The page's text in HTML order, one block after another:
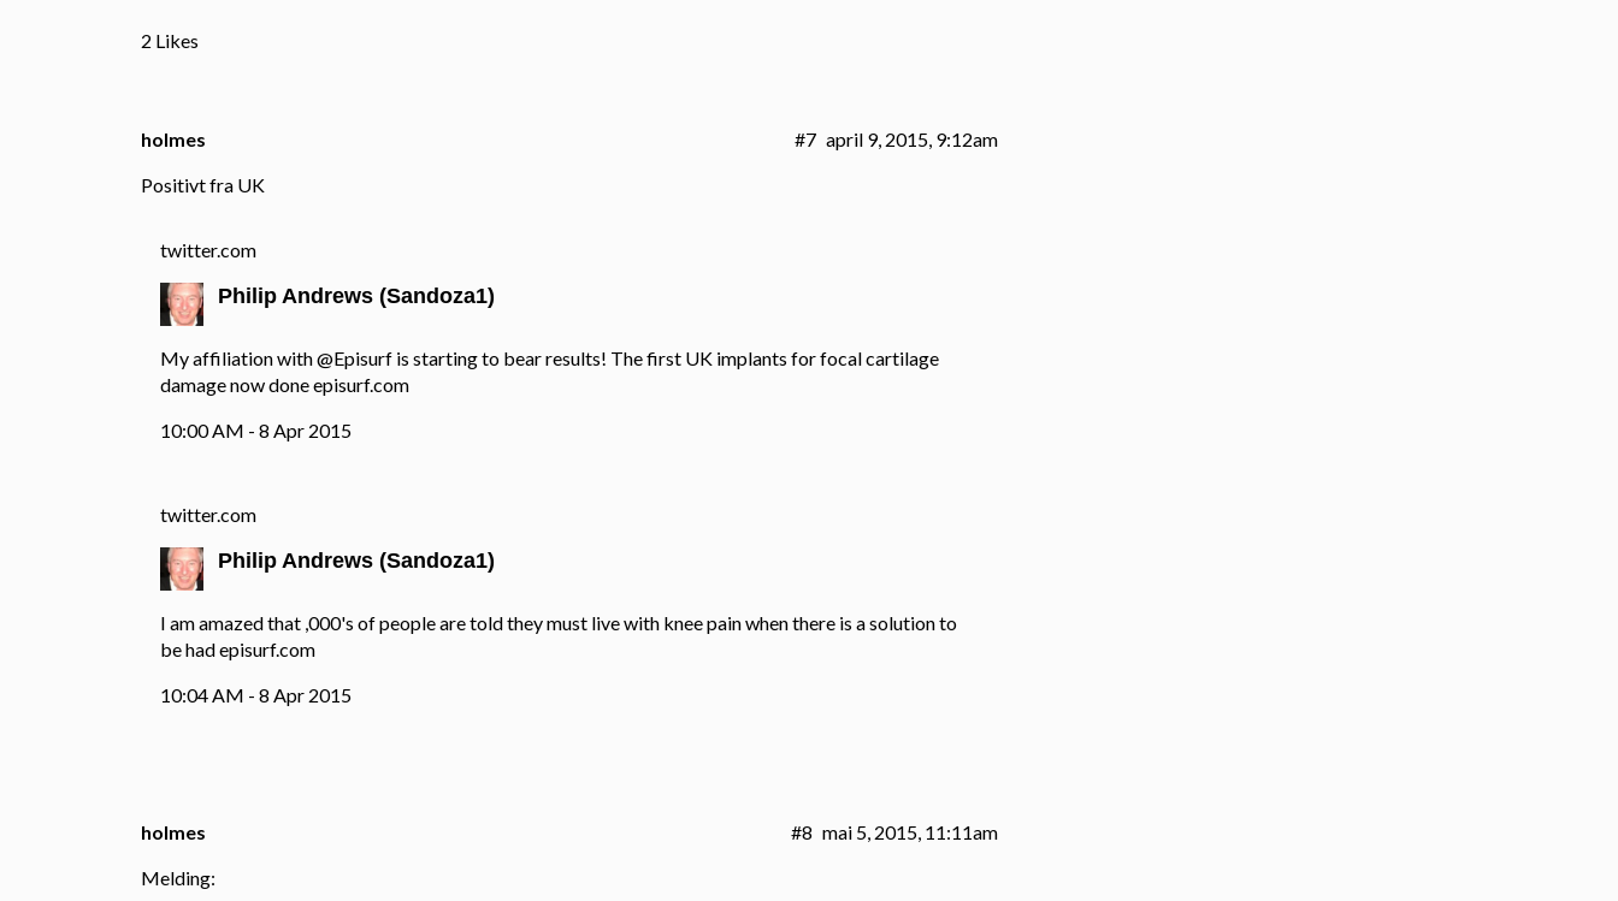
2 Likes
holmes april 9, 2015, 9:12am
#7
Positivt fra UK
twitter.com
Philip Andrews (Sandoza1)
My affiliation with@Episurf is starting to bear results! The first UK implants for focal cartilage
damage now doneepisurf.com
10:00 AM - 8 Apr 2015
twitter.com
Philip Andrews (Sandoza1)
I am amazed that ,000's of people are told they must live with knee pain when there is a solution to
be hadepisurf.com
10:04 AM - 8 Apr 2015
holmes mai 5, 2015, 11:11am
#8
Melding: